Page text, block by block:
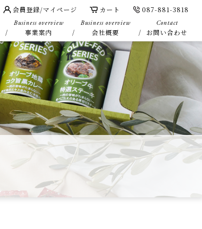
会員登録/マイページ カート 087-881-3818
事業案内
Business overview
会社概要
Business overview
お問い合わせ
Contact